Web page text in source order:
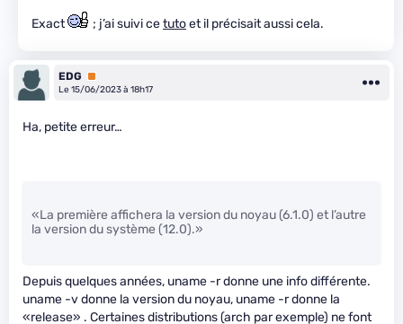
Exact ; j’ai suivi cetutoet il précisait aussi cela.
EDG
Premium
Le 15/06/2023 à 18h17
Ha, petite erreur…
«La première affichera la version du noyau (6.1.0) et l’autre
la version du système (12.0).»
Depuis quelques années, uname -r donne une info différente.
uname -v donne la version du noyau, uname -r donne la
«release» . Certaines distributions (arch par exemple) ne font